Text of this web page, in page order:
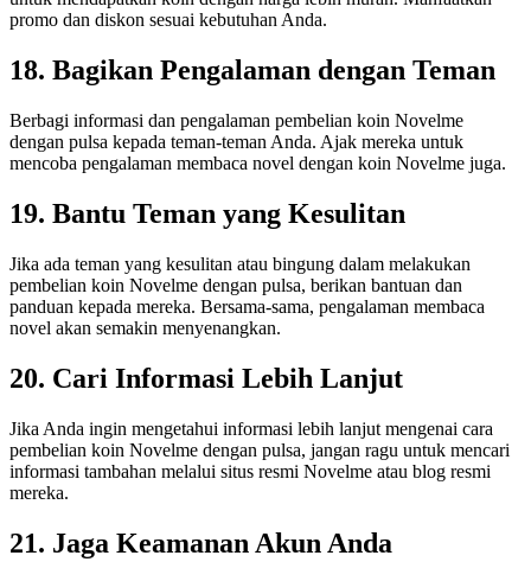
promo dan diskon sesuai kebutuhan Anda.
18. Bagikan Pengalaman dengan Teman
Berbagi informasi dan pengalaman pembelian koin Novelme
dengan pulsa kepada teman-teman Anda. Ajak mereka untuk
mencoba pengalaman membaca novel dengan koin Novelme juga.
19. Bantu Teman yang Kesulitan
Jika ada teman yang kesulitan atau bingung dalam melakukan
pembelian koin Novelme dengan pulsa, berikan bantuan dan
panduan kepada mereka. Bersama-sama, pengalaman membaca
novel akan semakin menyenangkan.
20. Cari Informasi Lebih Lanjut
Jika Anda ingin mengetahui informasi lebih lanjut mengenai cara
pembelian koin Novelme dengan pulsa, jangan ragu untuk mencari
informasi tambahan melalui situs resmi Novelme atau blog resmi
mereka.
21. Jaga Keamanan Akun Anda